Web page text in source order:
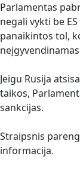
Parlamentas
negali vykti be
panaikintos tol,
Jeigu Rusija
taikos,
sankcijas.
Straipsnis
informacija.